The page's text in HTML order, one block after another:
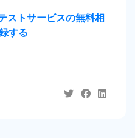
ストサービスの無料相
する